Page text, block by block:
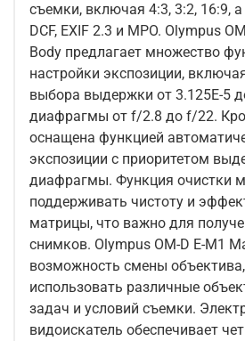
съемки, включая 4:3, 3:2, 16:9,
DCF, EXIF 2.3 и MPO. Olympus OM-D E-M1 Mark III
Body предлагает множество
настройки экспозиции,
выбора выдержки от 3.125E-5
диафрагмы от f/2.8 до f/22.
оснащена функцией
экспозиции с приоритетом
диафрагмы. Функция очистки матрицы позволяет
поддерживать чистоту и
матрицы, что важно для
снимков. Olympus OM-D E-M1 Mark III Body имеет
возможность смены
использовать различные
задач и условий съемки. Электронный
видоискатель обеспечивает